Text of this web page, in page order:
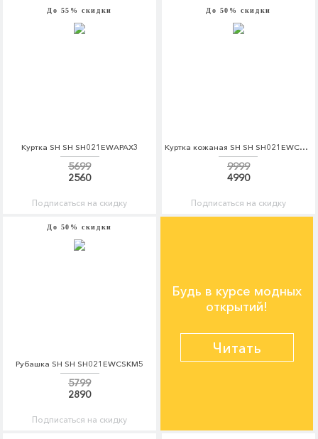
До 55% скидки
Куртка SH SH SH021EWAPAX3
5699
2560
Подписаться на скидку
До 50% скидки
Куртка кожаная SH SH SH021EWCSKT7
9999
4990
Подписаться на скидку
До 50% скидки
Рубашка SH SH SH021EWCSKM5
5799
2890
Подписаться на скидку
Будь в курсе модных
открытий!
Читать